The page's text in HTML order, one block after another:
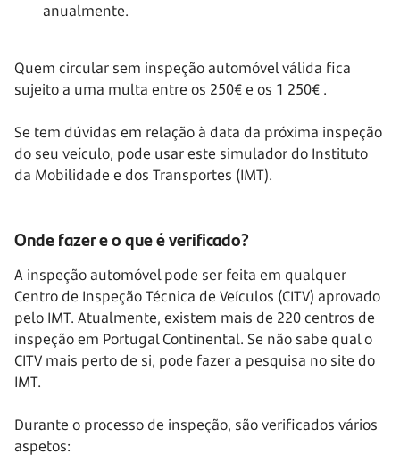
anualmente.
Quem circular sem inspeção automóvel válida fica
sujeito a uma multa entre os 250€ e os 1 250€ .
Se tem dúvidas em relação à data da próxima inspeção
do seu veículo, pode usar este simulador do Instituto
da Mobilidade e dos Transportes (IMT).
Onde fazer e o que é verificado?
A inspeção automóvel pode ser feita em qualquer
Centro de Inspeção Técnica de Veículos (CITV) aprovado
pelo IMT. Atualmente, existem mais de 220 centros de
inspeção em Portugal Continental. Se não sabe qual o
CITV mais perto de si, pode fazer a pesquisa no site do
IMT.
Durante o processo de inspeção, são verificados vários
aspetos: